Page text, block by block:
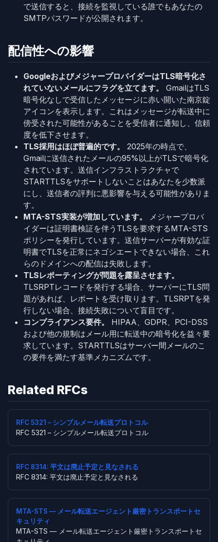
で送信すると、接続を監視している誰でもあなたの
SMTPパスワードが公開されます。
配信性への影響
GoogleおよびメジャープロバイダーはTLS暗号化さ
れていないメールにフラグを立てます。
GmailはTLS
暗号化なしで受信したメッセージに赤い開いた南京錠
アイコンを表示します。これはメッセージが転送中に
傍受された可能性があることを受信者に通知し、信頼
度を低下させます。
TLS採用はほぼ普遍的です。
2025年の時点で、
Gmailに送信されたメールの95%以上がTLSで暗号化
されています。送信インフラストラクチャで
STARTTLSをサポートしないことはあなたを少数派
にし、送信者の評判に悪影響を与える可能性がありま
す。
MTA-STS実装が増加しています。
メジャープロバ
イダーは証明書検証を伴うTLSを要求するMTA-STS
ポリシーを発行しています。送信サーバーが有効な証
明書でTLSを正常にネゴシエートできない場合、これ
らのドメインへの配信は失敗します。
TLSレポーティングが問題を露呈させます。
TLSRPTレコードを発行する場合、サーバーにTLS問
題があれば、レポートを受け取ります。TLSRPTを発
行しない場合、接続失敗について盲目です。
コンプライアンス要件。
HIPAA、GDPR、PCI-DSS
および他の規制はメール用に転送中の暗号化を益々要
求しています。STARTTLSはサーバー間メールのこ
の要件を満たす基準メカニズムです。
Related RFCs
RFC 5321 – シンプルメール転送プロトコル
RFC 5321 – シンプルメール転送プロトコル
RFC 8314: 平文は廃止予定と見なされる
RFC 8314: 平文は廃止予定と見なされる
MTA-STS — メール転送エージェント厳密トランスポートセ
キュリティ
MTA-STS — メール転送エージェント厳密トランスポートセ